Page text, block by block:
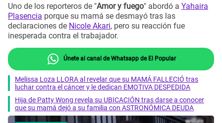
Uno de los reporteros de "Amor y fuego" abordó a Yahaira
Plasencia porque su mamá se desmayó tras las
declaraciones de Nicole Akari, pero su reacción fue
inesperada contra el trabajador.
Únete al canal de Whatsapp de El Popular
Melissa Loza LLORA al revelar que su MAMÁ FALLECIÓ tras
luchar contra el cáncer y le dedican EMOTIVA DESPEDIDA
Hija de Patty Wong revela su UBICACIÓN tras darse a conocer
que su mamá dejó a su familia con ASTRONÓMICA DEUDA